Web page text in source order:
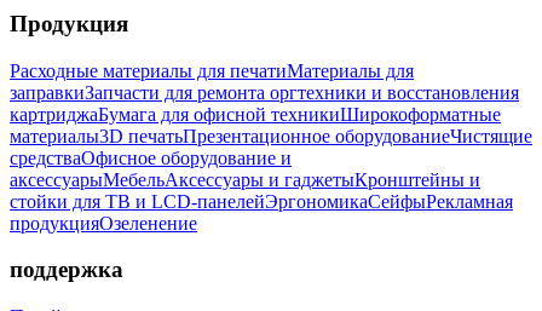
Продукция
Расходные материалы для печатиМатериалы для
заправкиЗапчасти для ремонта оргтехники и восстановления
картриджаБумага для офисной техникиШирокоформатные
материалы3D печатьПрезентационное оборудованиеЧистящие
средстваОфисное оборудование и
аксессуарыМебельАксессуары и гаджетыКронштейны и
стойки для ТВ и LCD-панелейЭргономикаСейфыРекламная
продукцияОзеленение
поддержка